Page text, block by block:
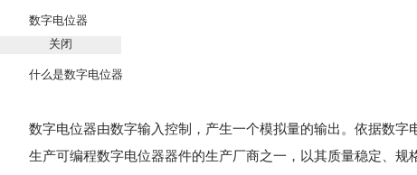
数字电位器
什么是数字电位器
数字电位器由数字输入控制，产生一个模拟量的输出。依据数
生产可编程数字电位器器件的生产厂商之一，以其质量稳定、
关闭